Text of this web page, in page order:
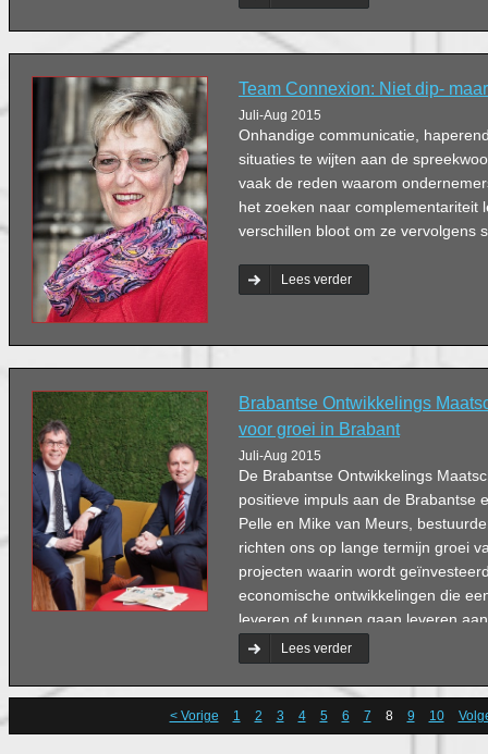
Team Connexion: Niet dip-
Juli-Aug 2015
Onhandige communicatie,
situaties te wijten aan de
vaak de reden waarom
het zoeken naar complementariteit
verschillen bloot om ze vervolgens
Lees verder
Brabantse Ontwikkelings
voor groei in Brabant
Juli-Aug 2015
De Brabantse Ontwikkelings
positieve impuls aan de Brabantse
Pelle en Mike van Meurs,
richten ons op lange termijn groei
projecten waarin wordt
economische ontwikkelingen die
leveren of kunnen gaan leveren
Brabant.’Lees verder
< Vorige 1 2 3 4 5 6 7 8 9 10